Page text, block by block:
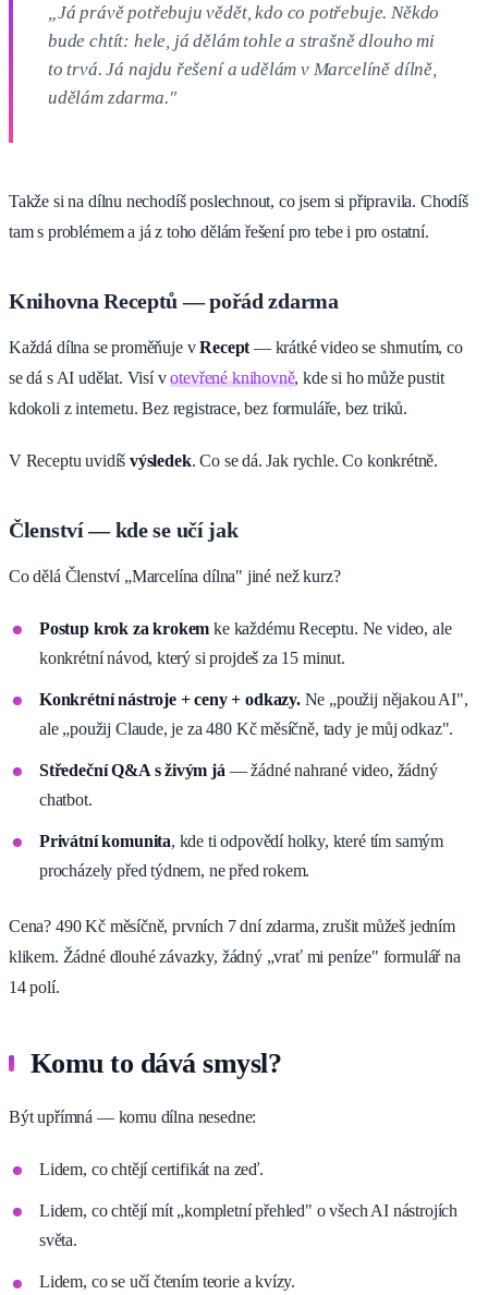
„Já právě potřebuju vědět, kdo co potřebuje. Někdo
bude chtít: hele, já dělám tohle a strašně dlouho mi
to trvá. Já najdu řešení a udělám v Marcelíně dílně,
udělám zdarma."
Takže si na dílnu nechodíš poslechnout, co jsem si připravila. Chodíš
tam s problémem a já z toho dělám řešení pro tebe i pro ostatní.
Knihovna Receptů — pořád zdarma
Každá dílna se proměňuje vRecept — krátké video se shrnutím, co
se dá s AI udělat. Visí votevřené knihovně, kde si ho může pustit
kdokoli z internetu. Bez registrace, bez formuláře, bez triků.
V Receptu uvidíšvýsledek. Co se dá. Jak rychle. Co konkrétně.
Členství — kde se učí jak
Co dělá Členství „Marcelína dílna" jiné než kurz?
Postup krok za krokem ke každému Receptu. Ne video, ale
konkrétní návod, který si projdeš za 15 minut.
Konkrétní nástroje + ceny + odkazy.Ne „použij nějakou AI",
ale „použij Claude, je za 480 Kč měsíčně, tady je můj odkaz".
Středeční Q&A s živým já — žádné nahrané video, žádný
chatbot.
Privátní komunita, kde ti odpovědí holky, které tím samým
procházely před týdnem, ne před rokem.
Cena? 490 Kč měsíčně, prvních 7 dní zdarma, zrušit můžeš jedním
klikem. Žádné dlouhé závazky, žádný „vrať mi peníze" formulář na
14 polí.
Komu to dává smysl?
Být upřímná — komu dílna nesedne:
Lidem, co chtějí certifikát na zeď.
Lidem, co chtějí mít „kompletní přehled" o všech AI nástrojích
světa.
Lidem, co se učí čtením teorie a kvízy.